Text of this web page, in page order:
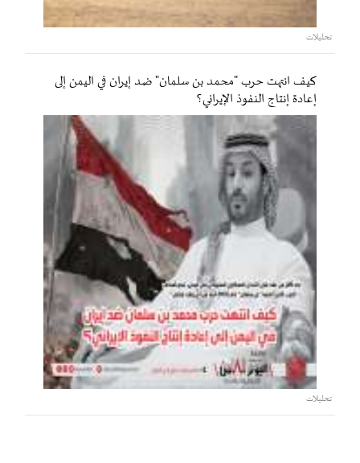
تحليلات
كيف انتهت حرب "محمد بن سلمان" ضد إيران في اليمن إلى
إعادة إنتاج النفوذ الإيراني؟
تحليلات